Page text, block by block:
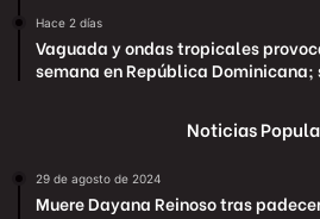
Hace 2 días
Vaguada y ondas tropicales
semana en República
Noticias
29 de agosto de 2024
Muere Dayana Reinoso tras